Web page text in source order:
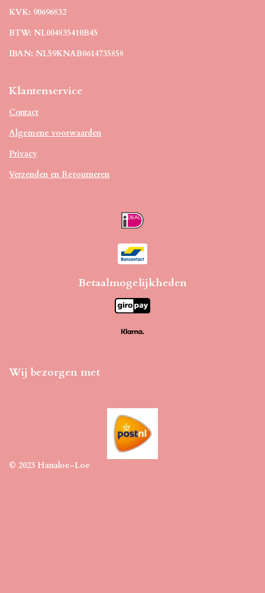
KVK: 90696832
BTW: NL004835410B45
IBAN: NL59KNAB0614735858
Klantenservice
Contact
Algemene voorwaarden
Privacy
Verzenden en Retourneren
Betaalmogelijkheden
Wij bezorgen met
© 2023 Hanaloe-Loe